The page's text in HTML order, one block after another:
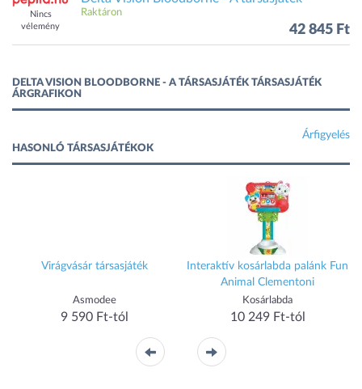
Nincs
vélemény
Raktáron
42 845 Ft
DELTA VISION BLOODBORNE - A TÁRSASJÁTÉK TÁRSASJÁTÉK
ÁRGRAFIKON
Árfigyelés
HASONLÓ TÁRSASJÁTÉKOK
Virágvásár társasjáték
Asmodee
9 590 Ft-tól
Interaktív kosárlabda palánk Fun
Animal Clementoni
Kosárlabda
10 249 Ft-tól